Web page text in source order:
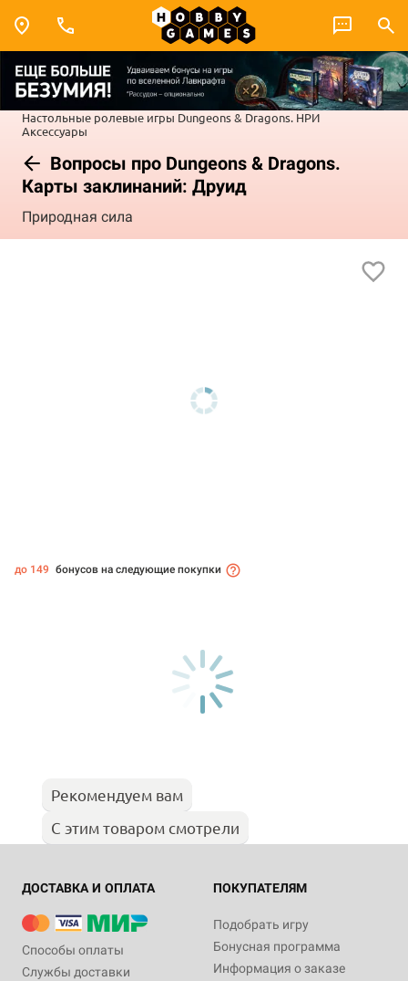
Настольные ролевые игры Dungeons & Dragons. НРИ
Аксессуары
Вопросы про Dungeons & Dragons.
Карты заклинаний: Друид
Природная сила
до 149 бонусов на следующие покупки
Рекомендуем вам
С этим товаром смотрели
ДОСТАВКА И ОПЛАТА
Способы оплаты
Службы доставки
ПОКУПАТЕЛЯМ
Подобрать игру
Бонусная программа
Информация о заказе